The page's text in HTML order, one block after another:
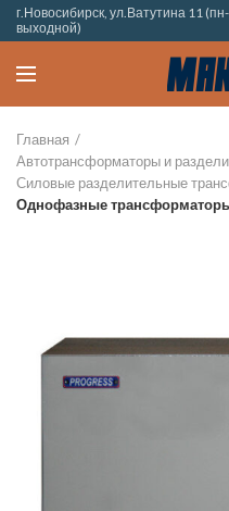
г.Новосибирск, ул.Ватутина 11
выходной)
Главная
Автотрансформаторы и
Силовые разделительные
Однофазные